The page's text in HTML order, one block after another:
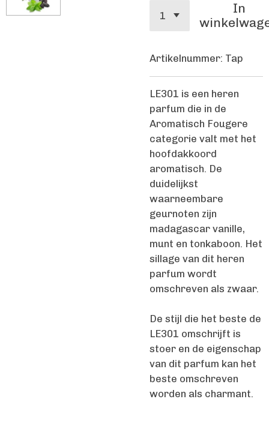
In
Artikelnummer: Tap
LE301 is een heren
parfum die in de
Aromatisch Fougere
categorie valt met het
hoofdakkoord
aromatisch. De
duidelijkst
waarneembare
geurnoten zijn
madagascar vanille,
munt en tonkaboon. Het
sillage van dit heren
parfum wordt
omschreven als zwaar.
De stijl die het beste de
LE301 omschrijft is
stoer en de eigenschap
van dit parfum kan het
beste omschreven
worden als charmant.